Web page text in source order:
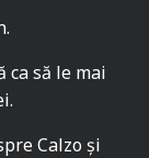
să le mai
Calzo și